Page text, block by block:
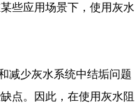
些应用场景下，使用灰水
减少灰水系统中结垢问题
点。因此，在使用灰水阻